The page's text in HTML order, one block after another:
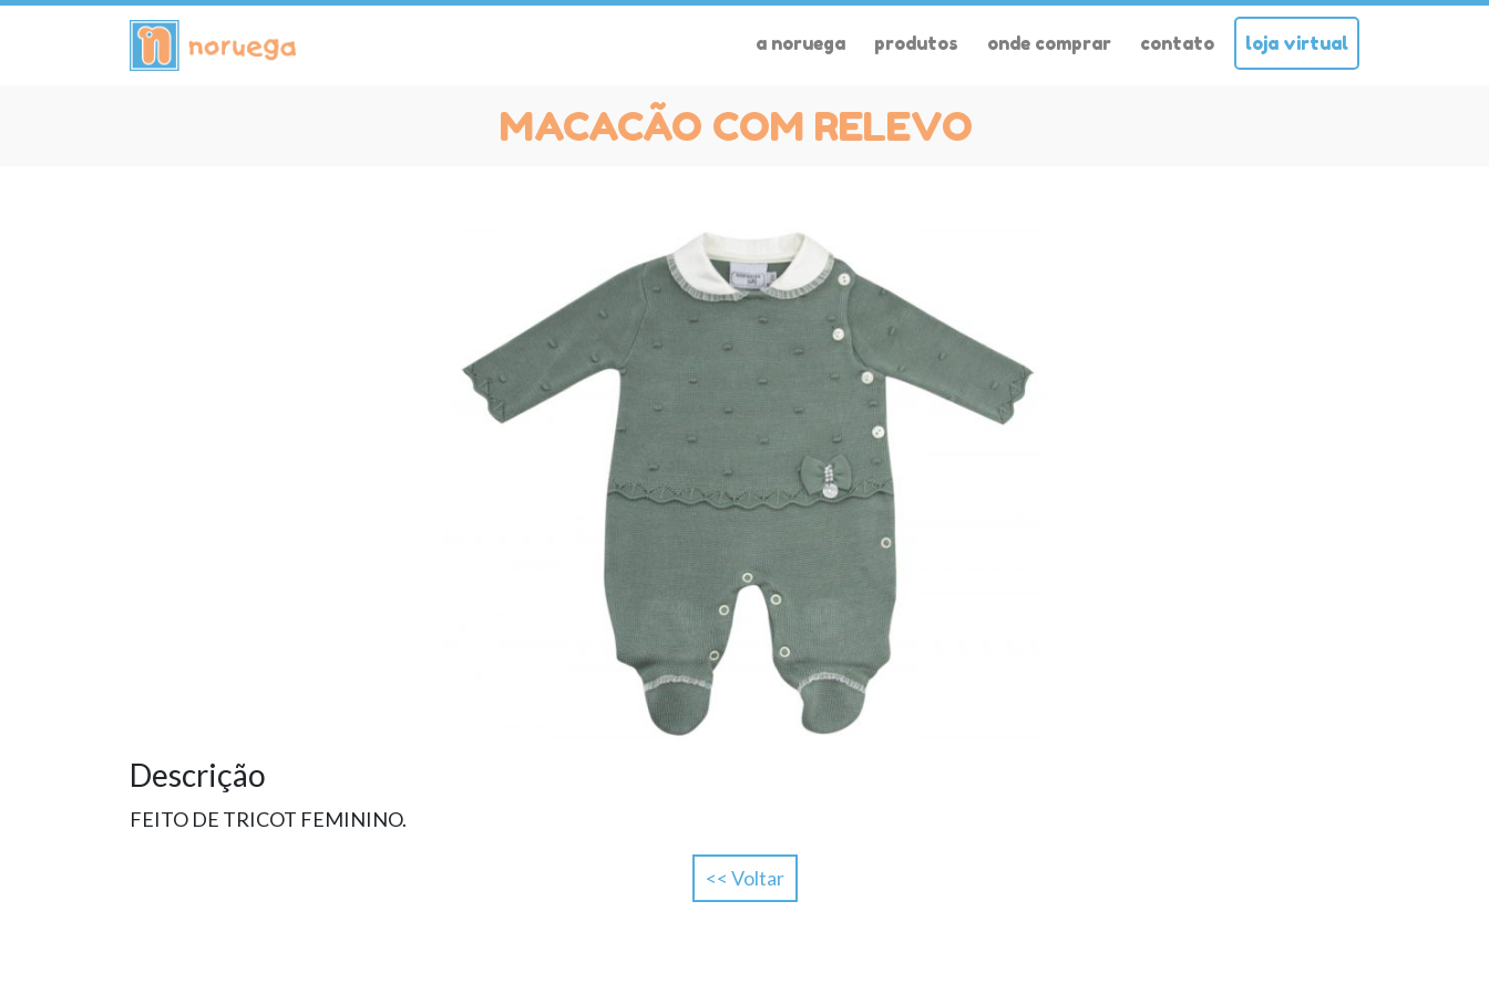
a noruega produtos onde comprar contato loja virtual
MACACÃO COM RELEVO
Descrição
FEITO DE TRICOT FEMININO.
<< Voltar